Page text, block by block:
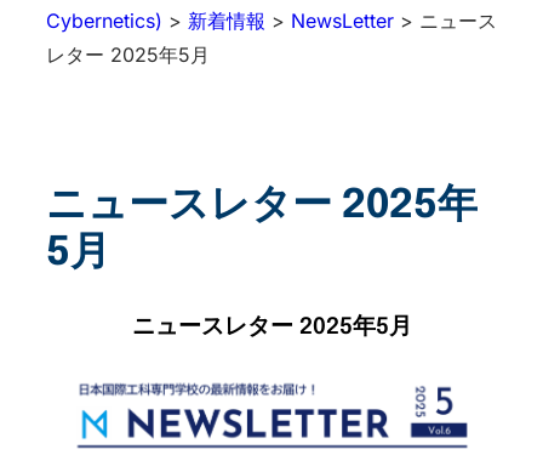
Cybernetics) > 新着情報 > NewsLetter > ニュース
レター 2025年5月
ニュースレター 2025年
5月
ニュースレター 2025年5月